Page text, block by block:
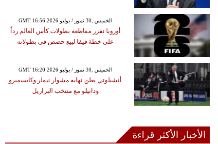
GMT 16:56 2026 الخميس ,30 تموز / يوليو
أوروبا تقرر مقاطعة بطولات كأس العالم رداً
على خطة فيفا لبيع حصص في بطولاته
GMT 16:20 2026 الخميس ,30 تموز / يوليو
أنشيلوتي يعلن نهاية مشوار نيمار وكاسيميرو
ودانيلو مع منتخب البرازيل
الأخبار الأكثر قراءة